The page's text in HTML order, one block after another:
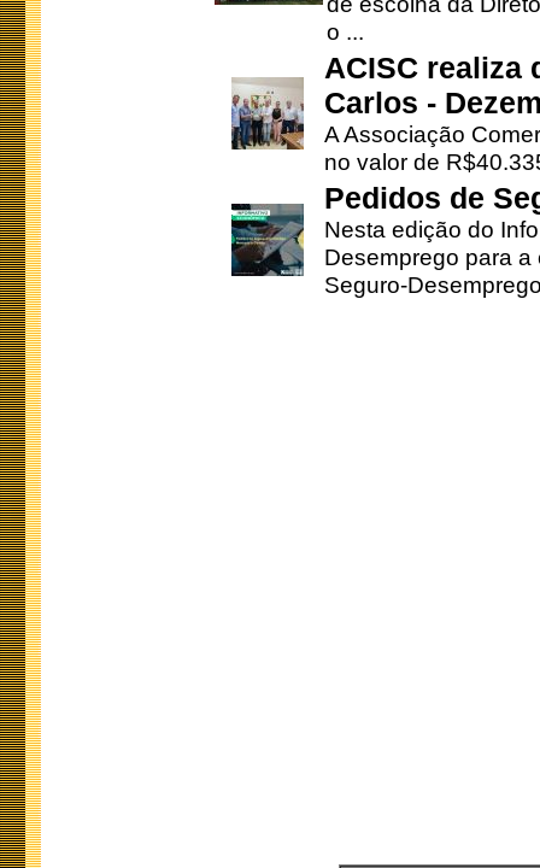
o ...
ACISC realiza
Carlos -
A Associação
no valor de
Pedidos de
Nesta edição do
Desemprego para
Seguro-